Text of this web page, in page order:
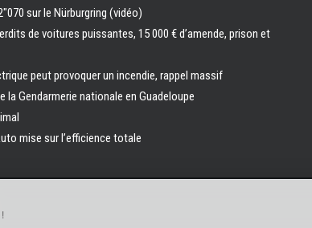
sur le Nürburgring (vidéo)
de voitures puissantes, 15 000 € d’amende, prison et
peut provoquer un incendie, rappel massif
la Gendarmerie nationale en Guadeloupe
mise sur l’efficience totale